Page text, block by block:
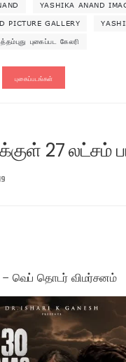
YASHIKA ANAND
PICTURE GALLERY
புகைப்பட கேலரி
புகைப்படங்கள்
27 லட்சம்
வெப் தொடர் விமர்சனம்